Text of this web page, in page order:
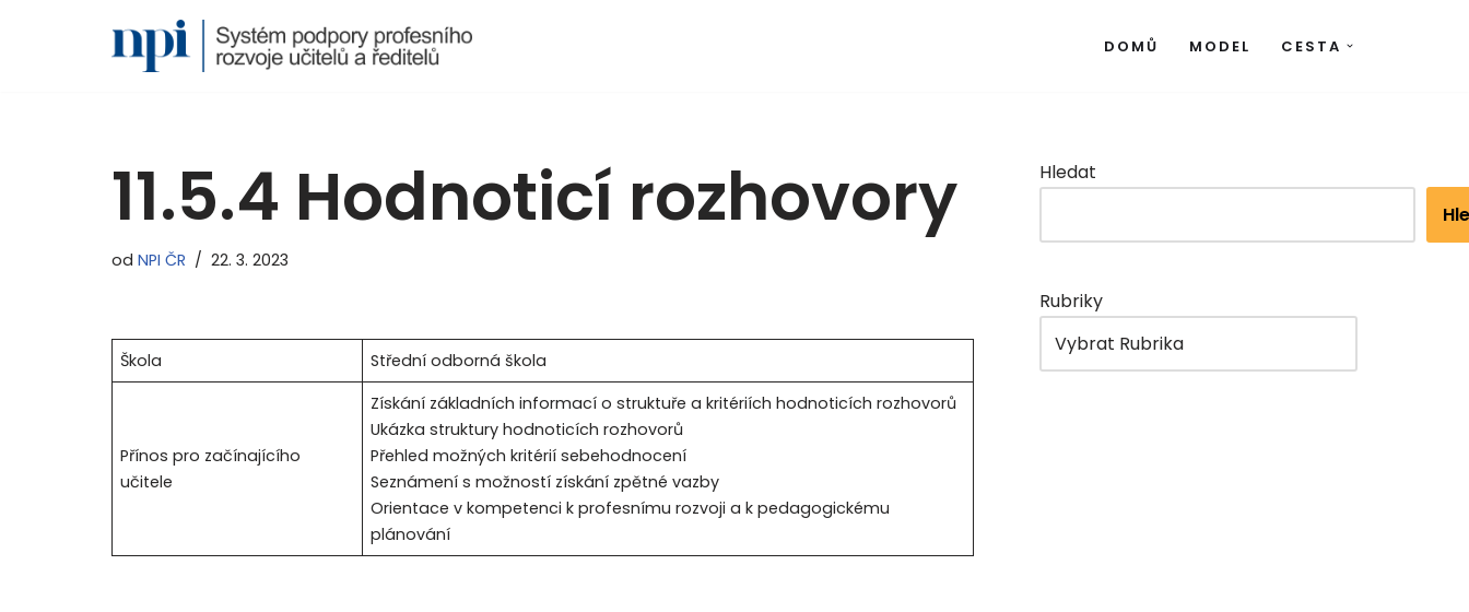
DOMŮ MODEL CESTA
11.5.4 Hodnoticí rozhovory
od NPI ČR 22. 3. 2023
Škola Střední odborná škola
Přínos pro začínajícího
učitele
Získání základních informací o struktuře a kritériích hodnoticích rozhovorů
Ukázka struktury hodnoticích rozhovorů
Přehled možných kritérií sebehodnocení
Seznámení s možností získání zpětné vazby
Orientace v kompetenci k profesnímu rozvoji a k pedagogickému
plánování
Hledat
Rubriky